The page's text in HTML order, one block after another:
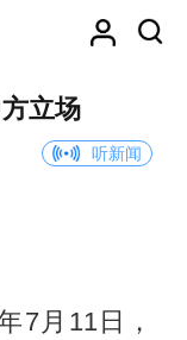
立场
听新闻
7月11日，